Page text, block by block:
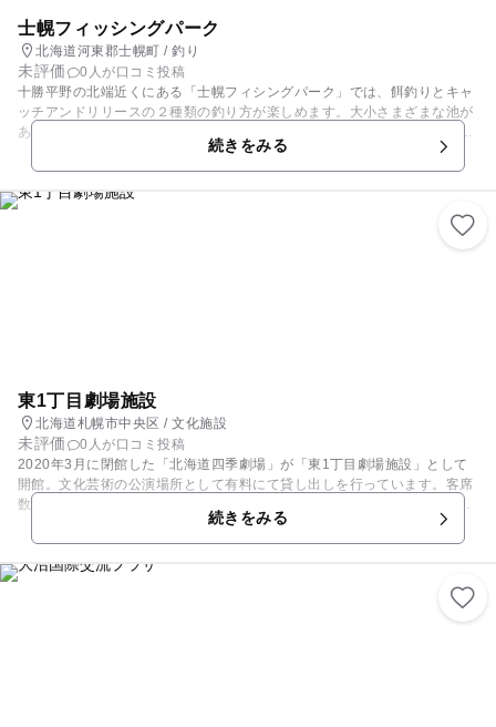
士幌フィッシングパーク
北海道河東郡士幌町 / 釣り
未評価
0人が口コミ投稿
十勝平野の北端近くにある「士幌フィシングパーク」では、餌釣りとキャ
ッチアンドリリースの２種類の釣り方が楽しめます。大小さまざまな池が
あり、小さい子どもから大人までさまざまな年代、レベルの人が楽しめる
釣り堀です。２万坪以上ある広大な敷地にニジマス、サクラマスなど６種
類の魚がいますが、なんと、その中に幻の魚「イトウ」もいるのです。子
ども、女性には料金割引があったり、男女別の水洗トイレも完備している
ので家族で安心して釣りを楽しめます。
続きをみる
東1丁目劇場施設
北海道札幌市中央区 / 文化施設
未評価
0人が口コミ投稿
2020年3月に閉館した「北海道四季劇場」が「東1丁目劇場施設」として
開館。文化芸術の公演場所として有料にて貸し出しを行っています。客席
数は941席。演劇やコンサート、古典芸能などはもちろん、ライブビュー
イングや絵画工芸など美術展など幅広く活用されています。 また、公演利
用はステージ用音響・照明設備の機材を持ち込む必要があるため、個人利
用は難しいですが、稽古場も有料貸し出しを行っていますので、クラブや
地域の活動に利用するのもいいですね。
続きをみる